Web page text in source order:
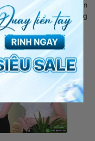
hoạt động, cho đến
uy tín và chất lượng